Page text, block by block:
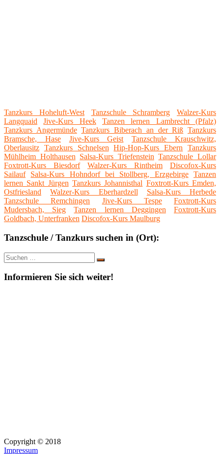
Tanzkurs Hoheluft-West Tanzschule Schramberg
Walzer-Kurs
Langquaid
Jive-Kurs Heek
Tanzen lernen Lambrecht (Pfalz)
Tanzkurs Angermünde Tanzkurs Biberach an der Riß Tanzkurs
Bramsche, Hase
Jive-Kurs Geist
Tanzschule Krauschwitz,
Oberlausitz Tanzkurs Schnelsen Hip-Hop-Kurs Ebern
Tanzkurs
Mühlheim Holthausen Salsa-Kurs Triefenstein Tanzschule Lollar
Foxtrott-Kurs Biesdorf
Walzer-Kurs Rintheim
Discofox-Kurs
Sailauf
Salsa-Kurs Hohndorf bei Stollberg, Erzgebirge
Tanzen
lernen Sankt Jürgen Tanzkurs Johannisthal Foxtrott-Kurs Emden,
Ostfriesland
Walzer-Kurs Eberhardzell
Salsa-Kurs Herbede
Tanzschule Remchingen
Jive-Kurs Tespe
Foxtrott-Kurs
Mudersbach, Sieg
Tanzen lernen Deggingen
Foxtrott-Kurs
Goldbach, Unterfranken Discofox-Kurs Maulburg
Tanzschule / Tanzkurs suchen in (Ort):
Suche
nach:
Suchen
Informieren Sie sich weiter!
Copyright © 2018
Impressum